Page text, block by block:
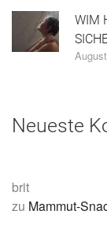
WIM
Neueste
brit
zu Mammut-